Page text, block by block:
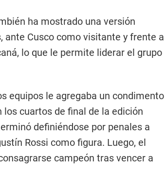
ha mostrado una versión
ante Cusco como visitante y frente a
lo que le permite liderar el grupo
equipos le agregaba un condimento
cuartos de final de la edición
definiéndose por penales a
Rossi como figura. Luego, el
campeón tras vencer a